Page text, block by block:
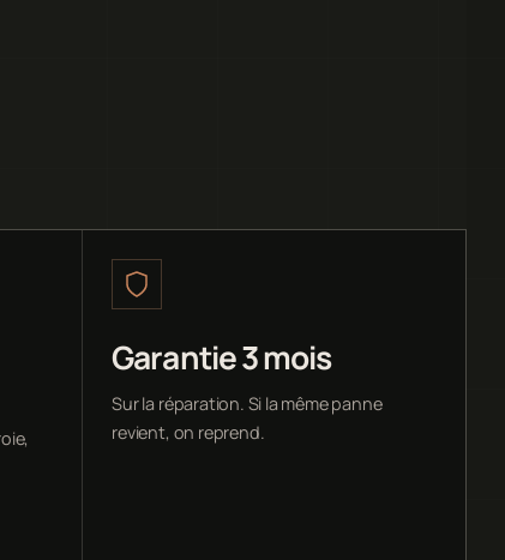
Garantie 3 mois
Sur la réparation. Si la même panne
revient, on reprend.